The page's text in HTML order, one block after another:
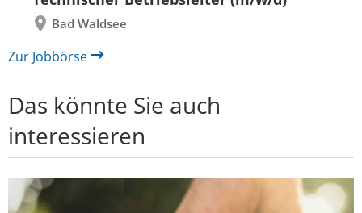
Bad Waldsee
Zur Jobbörse
Das könnte Sie auch
interessieren